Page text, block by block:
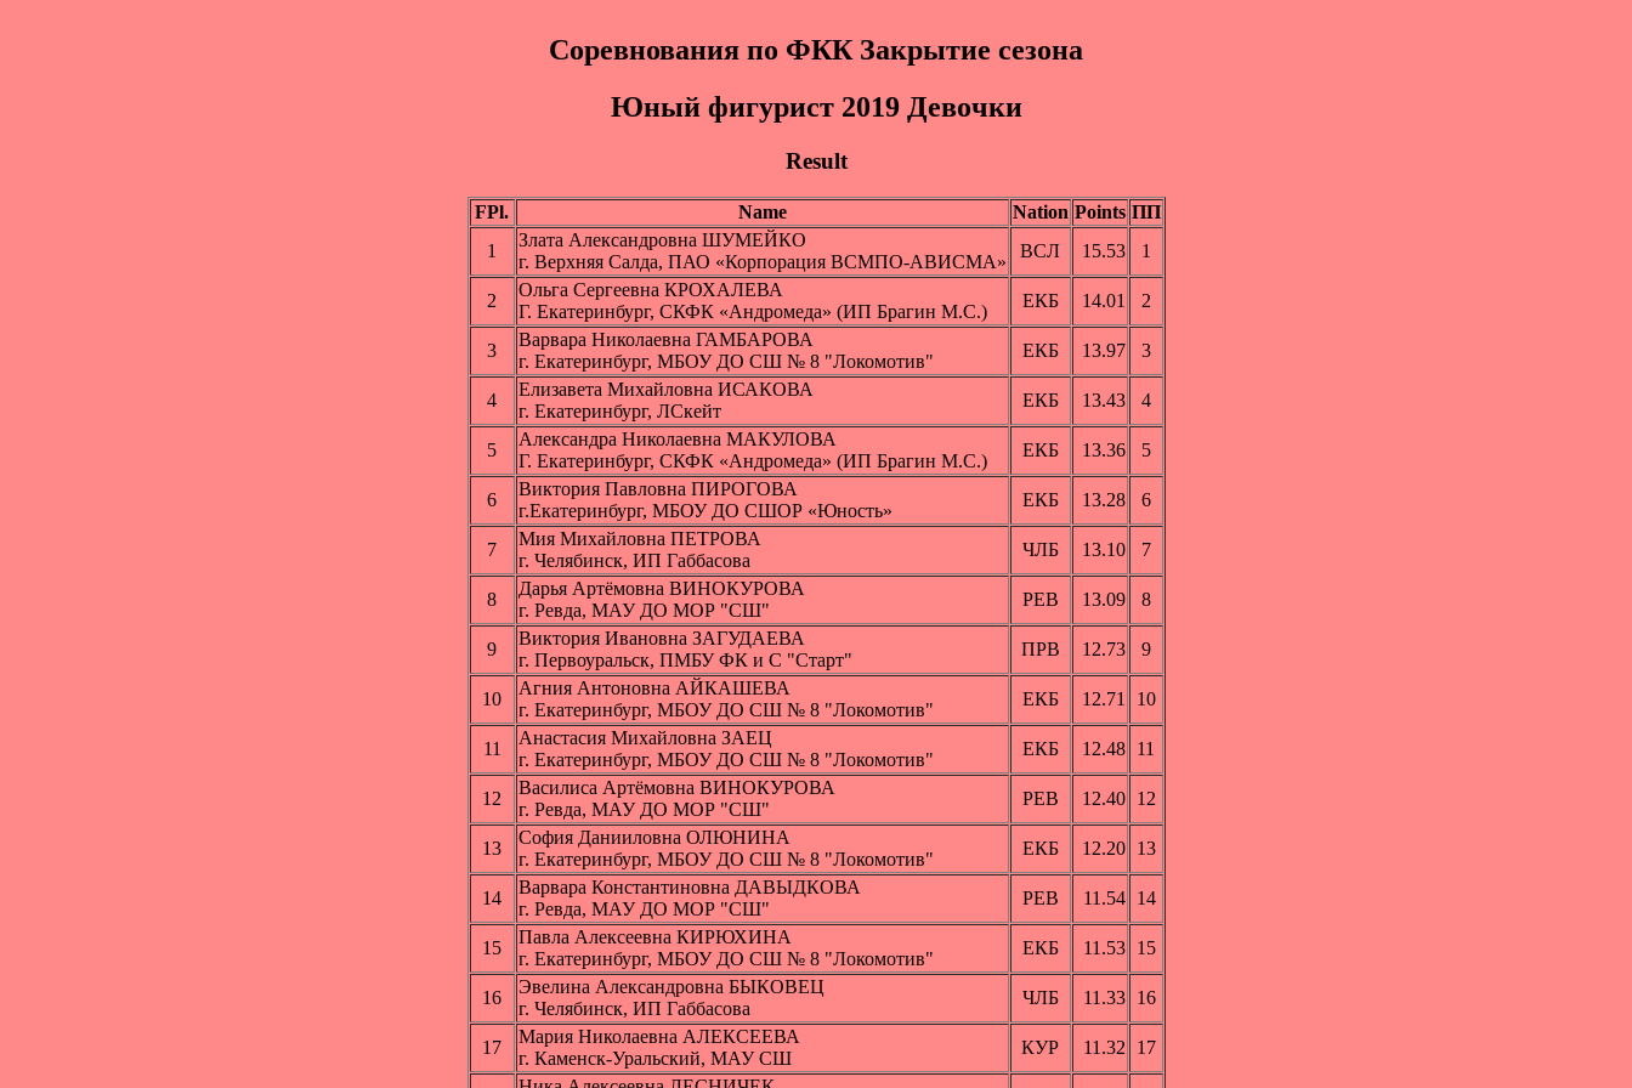
Соревнования по ФКК Закрытие сезона
Юный фигуpиcт 2019 Дeвoчки
Result
FPl. Name Nation Points ПП
1
Злата Александровна ШУМЕЙКО
г. Верхняя Салда, ПАО «Корпорация ВСМПО-АВИСМА»
ВСЛ 15.53 1
2
Ольга Сергеевна КРОХАЛЕВА
Г. Екатеринбург, СКФК «Андромеда» (ИП Брагин М.С.)
ЕКБ 14.01 2
3
Варвара Николаевна ГАМБАРОВА
г. Екатеринбург, МБОУ ДО СШ № 8 "Локомотив"
ЕКБ 13.97 3
4
Елизавета Михайловна ИСАКОВА
г. Екатеринбург, ЛСкейт
ЕКБ 13.43 4
5
Александра Николаевна МАКУЛОВА
Г. Екатеринбург, СКФК «Андромеда» (ИП Брагин М.С.)
ЕКБ 13.36 5
6
Виктория Павловна ПИРОГОВА
г.Екатеринбург, МБОУ ДО СШОР «Юность»
ЕКБ 13.28 6
7
Мия Михайловна ПЕТРОВА
г. Челябинск, ИП Габбасова
ЧЛБ 13.10 7
8
Дарья Артёмовна ВИНОКУРОВА
г. Ревда, МАУ ДО МОР "СШ"
РЕВ 13.09 8
9
Виктория Ивановна ЗАГУДАЕВА
г. Первоуральск, ПМБУ ФК и С "Старт"
ПРВ 12.73 9
10
Агния Антоновна АЙКАШЕВА
г. Екатеринбург, МБОУ ДО СШ № 8 "Локомотив"
ЕКБ 12.71 10
11
Анастасия Михайловна ЗАЕЦ
г. Екатеринбург, МБОУ ДО СШ № 8 "Локомотив"
ЕКБ 12.48 11
12
Василиса Артёмовна ВИНОКУРОВА
г. Ревда, МАУ ДО МОР "СШ"
РЕВ 12.40 12
13
София Данииловна ОЛЮНИНА
г. Екатеринбург, МБОУ ДО СШ № 8 "Локомотив"
ЕКБ 12.20 13
14
Варвара Константиновна ДАВЫДКОВА
г. Ревда, МАУ ДО МОР "СШ"
РЕВ 11.54 14
15
Павла Алексеевна КИРЮХИНА
г. Екатеринбург, МБОУ ДО СШ № 8 "Локомотив"
ЕКБ 11.53 15
16
Эвелина Александровна БЫКОВЕЦ
г. Челябинск, ИП Габбасова
ЧЛБ 11.33 16
17
Мария Николаевна АЛЕКСЕЕВА
г. Каменск-Уральский, МАУ СШ
КУР 11.32 17